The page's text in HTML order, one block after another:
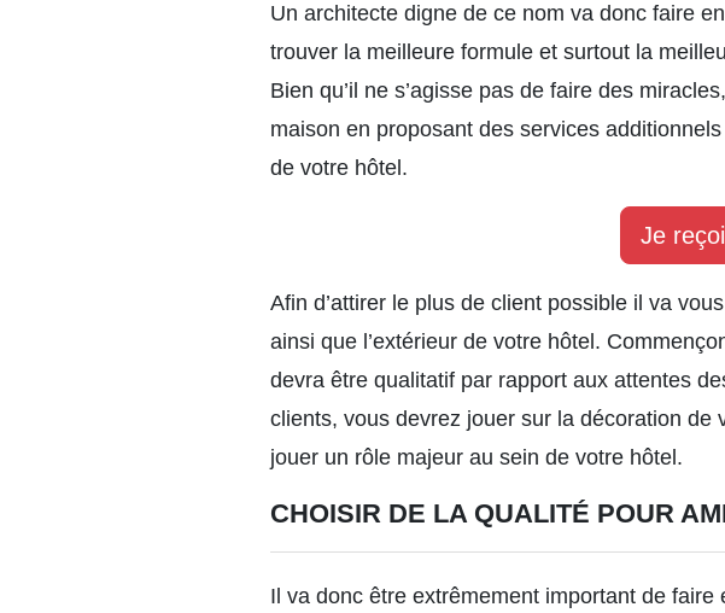
Un architecte digne de ce nom va donc faire
trouver la meilleure formule et surtout la
Bien qu’il ne s’agisse pas de faire des
maison en proposant des services
de votre hôtel.
Je
Afin d’attirer le plus de client possible il va
ainsi que l’extérieur de votre hôtel.
devra être qualitatif par rapport aux attentes
clients, vous devrez jouer sur la décoration
jouer un rôle majeur au sein de votre hôtel.
CHOISIR DE LA QUALITÉ POUR
Il va donc être extrêmement important de